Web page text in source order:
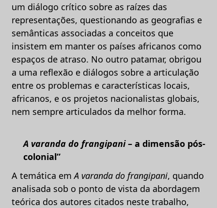
um diálogo crítico sobre as raízes das
representações, questionando as geografias e
semânticas associadas a conceitos que
insistem em manter os países africanos como
espaços de atraso. No outro patamar, obrigou
a uma reflexão e diálogos sobre a articulação
entre os problemas e características locais,
africanos, e os projetos nacionalistas globais,
nem sempre articulados da melhor forma.
A varanda do frangipani – a dimensão pós-
colonial”
A temática emA varanda do frangipani, quando
analisada sob o ponto de vista da abordagem
teórica dos autores citados neste trabalho,